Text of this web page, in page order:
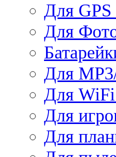
Для GPS
Для
Для
Для WiFi
Для
Для